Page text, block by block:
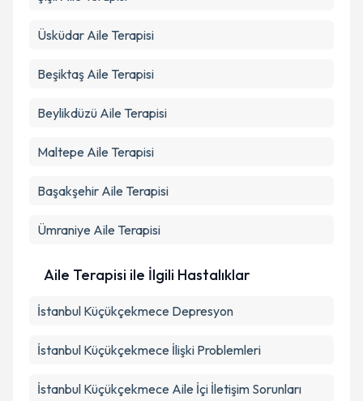
Üsküdar Aile Terapisi
Beşiktaş Aile Terapisi
Beylikdüzü Aile Terapisi
Maltepe Aile Terapisi
Başakşehir Aile Terapisi
Ümraniye Aile Terapisi
Aile Terapisi ile İlgili Hastalıklar
İstanbul Küçükçekmece Depresyon
İstanbul Küçükçekmece İlişki Problemleri
İstanbul Küçükçekmece Aile İçi İletişim Sorunları